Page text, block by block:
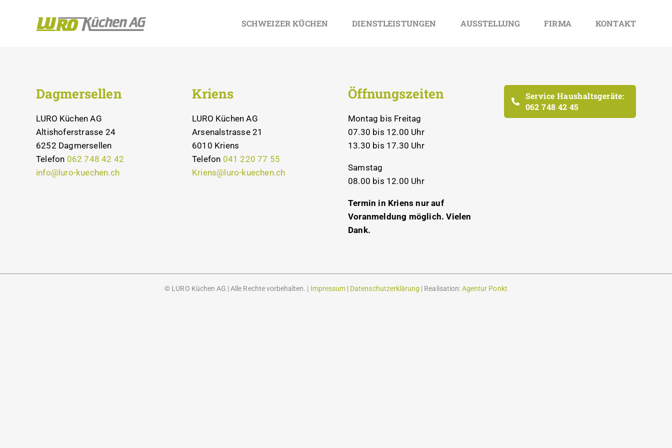
SCHWEIZER KÜCHEN DIENSTLEISTUNGEN AUSSTELLUNG FIRMA KONTAKT
Dagmersellen
LURO Küchen AG
Altishoferstrasse 24
6252 Dagmersellen
Telefon 062 748 42 42
info@luro-kuechen.ch
Kriens
LURO Küchen AG
Arsenalstrasse 21
6010 Kriens
Telefon 041 220 77 55
Kriens@luro-kuechen.ch
Öffnungszeiten
Montag bis Freitag
07.30 bis 12.00 Uhr
13.30 bis 17.30 Uhr
Samstag
08.00 bis 12.00 Uhr
Termin in Kriens nur auf
Voranmeldung möglich. Vielen
Dank.
Service Haushaltsgeräte:
062 748 42 45
© LURO Küchen AG | Alle Rechte vorbehalten. | Impressum | Datenschutzerklärung | Realisation:Agentur Ponkt